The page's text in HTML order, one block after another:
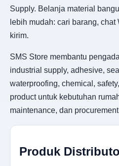
Supply. Belanja material
lebih mudah: cari barang, chat
kirim.
SMS Store membantu
industrial supply, adhesive,
waterproofing, chemical,
product untuk kebutuhan
maintenance, dan
Produk